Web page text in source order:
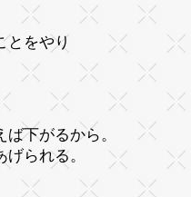
とをやり
下がるから。
られる。